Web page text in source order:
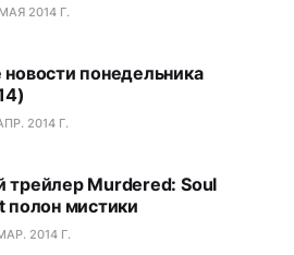
2014 Г.
понедельника
2014 Г.
трейлер Murdered: Soul
полон мистики
2014 Г.